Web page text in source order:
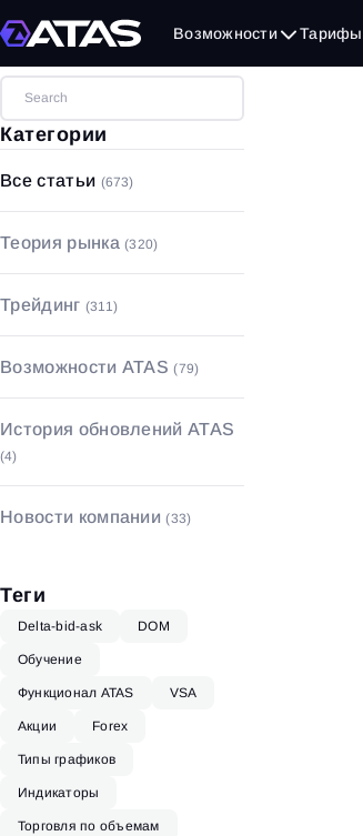
Возможности Тарифы
Категории
Все статьи (673)
Теория рынка(320)
Фундаментальный анализ
Основы рынка(164)
Трейдинг (311)
Управление капиталом с
рисками
Возможности ATAS(79)
Индикаторы(52)
Биржевой стакан(4)
История обновлений ATAS
(4)
Новости компании(33)
Теги
Delta-bid-ask DOM
Обучение
Функционал ATAS VSA
Акции Forex
Типы графиков
Индикаторы
Торговля по объемам